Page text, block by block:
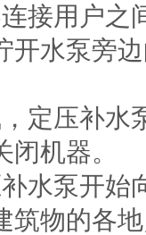
连接用户
开水泵旁
，定压补
机器。
补水泵开
筑物的各